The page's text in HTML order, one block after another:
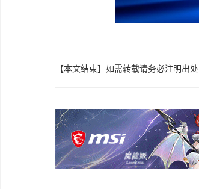
【本文结束】如需转载请务必注明出